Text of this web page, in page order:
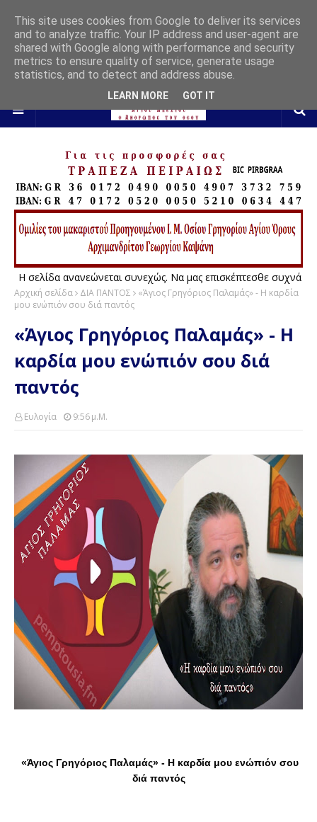
Η σελίδα ανανεώνεται συνεχώς. Να μας επισκέπτεσθε συχνά
Αρχική σελίδα ΔΙΑ ΠΑΝΤΟΣ
«Άγιος Γρηγόριος Παλαμάς» - Η καρδία
μου ενώπιόν σου διά παντός
«Άγιος Γρηγόριος Παλαμάς» - Η
καρδία μου ενώπιόν σου διά
παντός
Ευλογία 9:56 Μ.μ.
«Άγιος Γρηγόριος Παλαμάς» - Η καρδία μου ενώπιόν σου
διά παντός
This site uses cookies from Google to deliver its services
and to analyze traffic. Your IP address and user-agent are
shared with Google along with performance and security
metrics to ensure quality of service, generate usage
statistics, and to detect and address abuse.
LEARN MORE GOT IT